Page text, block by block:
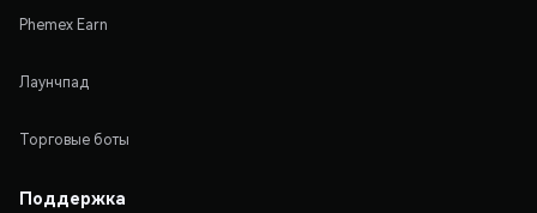
Phemex Earn
Лаунчпад
Торговые боты
Поддержка